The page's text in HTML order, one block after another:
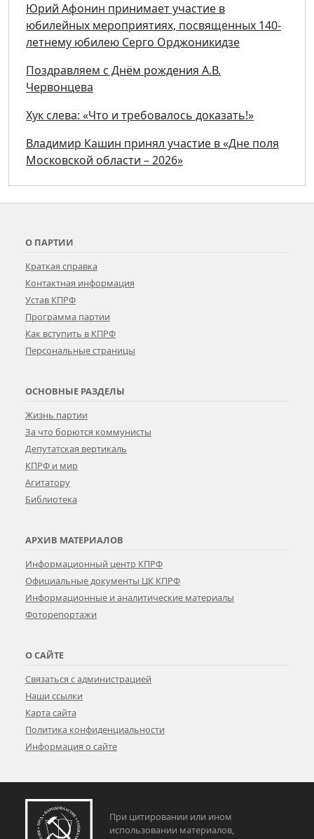
Юрий Афонин принимает участие в
юбилейных мероприятиях, посвященных 140-
летнему юбилею Серго Орджоникидзе
Поздравляем с Днём рождения А.В.
Червонцева
Хук слева: «Что и требовалось доказать!»
Владимир Кашин принял участие в «Дне поля
Московской области – 2026»
О ПАРТИИ
Краткая справка
Контактная информация
Устав КПРФ
Программа партии
Как вступить в КПРФ
Персональные страницы
ОСНОВНЫЕ РАЗДЕЛЫ
Жизнь партии
За что борются коммунисты
Депутатская вертикаль
КПРФ и мир
Агитатору
Библиотека
АРХИВ МАТЕРИАЛОВ
Информационный центр КПРФ
Официальные документы ЦК КПРФ
Информационные и аналитические материалы
Фоторепортажи
О САЙТЕ
Связаться с администрацией
Наши ссылки
Карта сайта
Политика конфиденциальности
Информация о сайте
При цитировании или ином
использовании материалов,